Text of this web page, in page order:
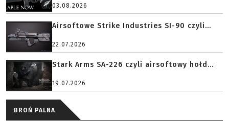
03.08.2026
Airsoftowe Strike Industries SI-90 czyli...
22.07.2026
Stark Arms SA-226 czyli airsoftowy hołd...
19.07.2026
BROŃ PALNA